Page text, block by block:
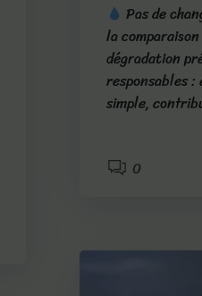
Pas de
la
dégradation
responsables :
simple,
0